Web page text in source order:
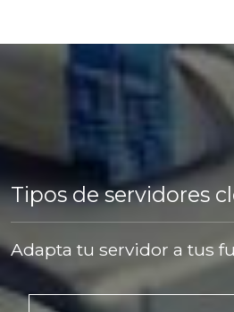
Tipos de servidores
Adapta tu servidor a tus